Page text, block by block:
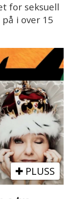
for seksuell
i over 15
PLUSS